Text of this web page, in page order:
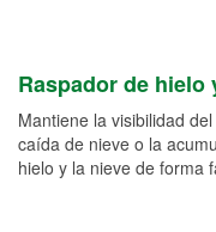
Raspador de
Mantiene la visibilidad
caída de nieve o la
hielo y la nieve de forma